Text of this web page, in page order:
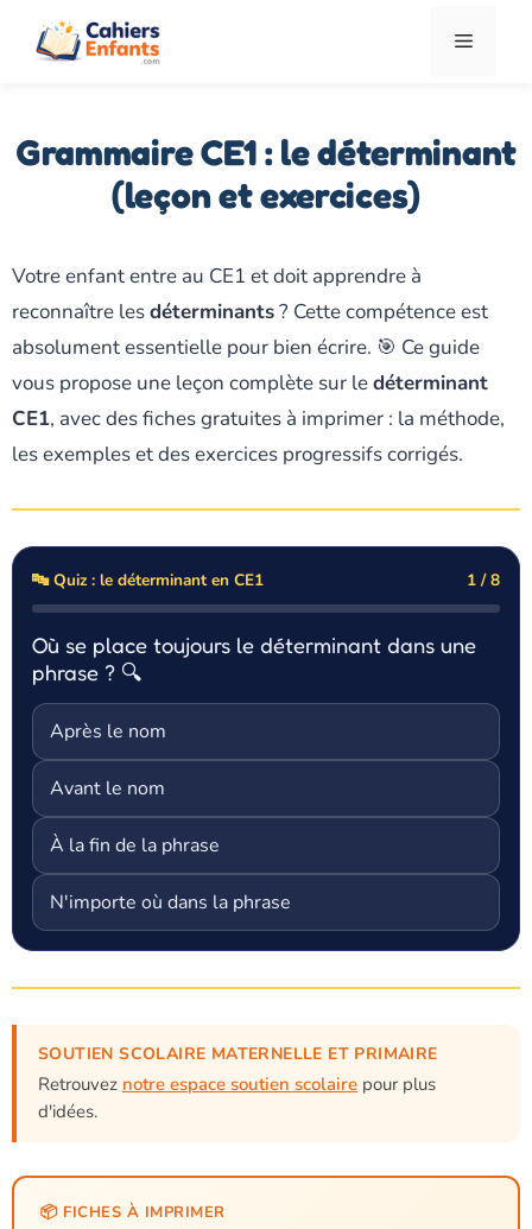
Menu
Grammaire CE1 : le déterminant
(leçon et exercices)
Votre enfant entre au CE1 et doit apprendre à
reconnaître lesdéterminants? Cette compétence est
absolument essentielle pour bien écrire. 🎯 Ce guide
vous propose une leçon complète sur ledéterminant
CE1, avec des fiches gratuites à imprimer : la méthode,
les exemples et des exercices progressifs corrigés.
🔤 Quiz : le déterminant en CE1 1 / 8
Où se place toujours le déterminant dans une
phrase ? 🔍
Après le nom
Avant le nom
À la fin de la phrase
N'importe où dans la phrase
SOUTIEN SCOLAIRE MATERNELLE ET PRIMAIRE
Retrouvez notre espace soutien scolaire pour plus
d'idées.
📦 FICHES À IMPRIMER